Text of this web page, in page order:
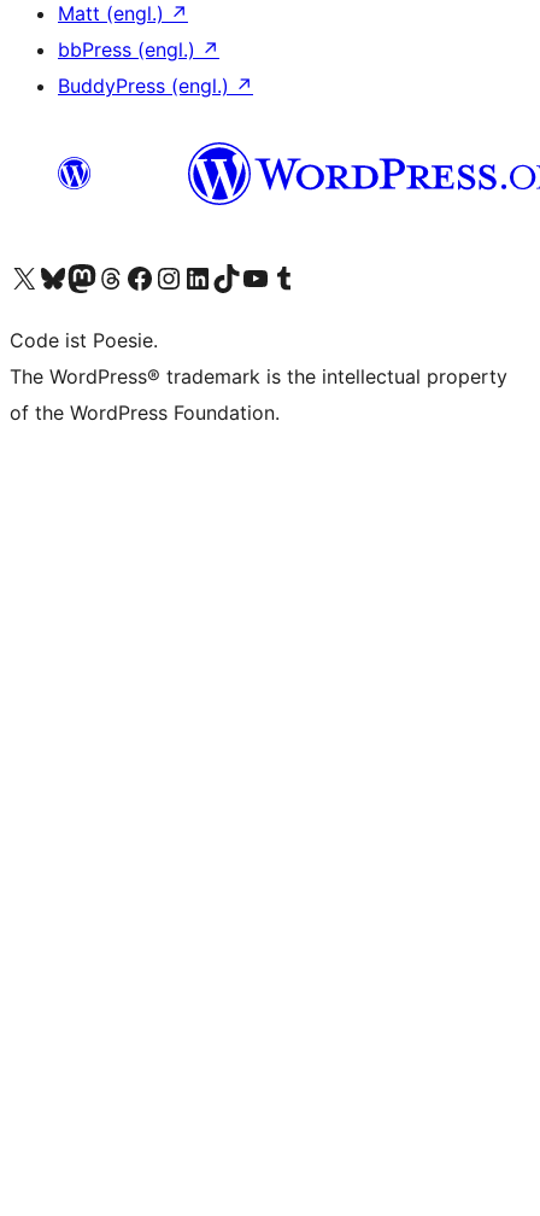
Matt (engl.) ↗
bbPress (engl.) ↗
BuddyPress (engl.) ↗
Unser X-Konto (früher Twitter) besuchen
Unser Bluesky-Konto besuchen
Unser Mastodon-Konto besuchen
Unser Threads-Konto besuchen
Unsere Facebook-Seite besuchen
Unser Instagram-Konto besuchen
Unser LinkedIn-Konto besuchen
Unser TikTok-Konto besuchen
Unseren YouTube-Kanal besuchen
Unser Tumblr-Konto besuchen
Code ist Poesie.
The WordPress® trademark is the intellectual property
of the WordPress Foundation.